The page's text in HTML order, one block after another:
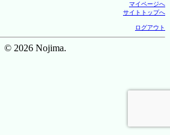
マイページへ
サイトトップへ
ログアウト
© 2026 Nojima.